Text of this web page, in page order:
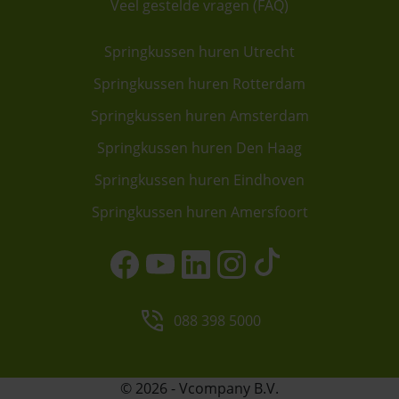
Veel gestelde vragen (FAQ)
Springkussen huren Utrecht
Springkussen huren Rotterdam
Springkussen huren Amsterdam
Springkussen huren Den Haag
Springkussen huren Eindhoven
Springkussen huren Amersfoort
088 398 5000
© 2026 - Vcompany B.V.